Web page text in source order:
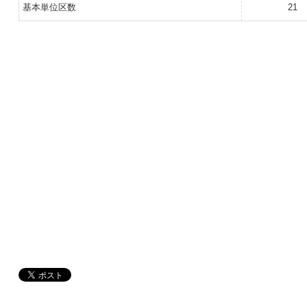
基本単位区数 21